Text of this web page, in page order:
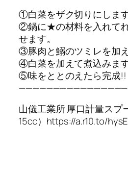
①白菜をザク切りにします
②鍋に★の材料を入れて
せます。
③豚肉と鰯のツミレを加
④白菜を加えて煮込みます
⑤味をととのえたら完成!!
山儀工業所 厚口計量スプ
15cc）https://a.r10.to/